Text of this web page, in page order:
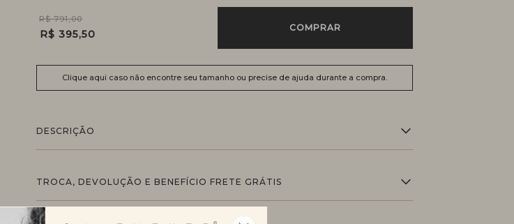
R$ 791,00
R$ 395,50
COMPRAR
Clique aqui caso não encontre seu tamanho ou precise de ajuda durante a compra.
DESCRIÇÃO
TROCA, DEVOLUÇÃO E BENEFÍCIO FRETE GRÁTIS